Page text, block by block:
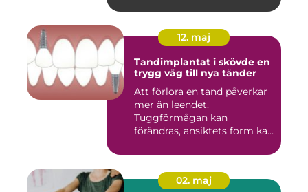
12. maj
Tandimplantat i skövde en
trygg väg till nya tänder
Att förlora en tand påverkar
mer än leendet.
Tuggförmågan kan
förändras, ansiktets form kan
02. maj